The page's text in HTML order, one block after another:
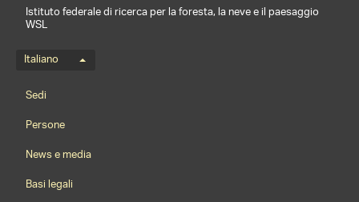
Istituto federale di ricerca per la foresta, la neve e il paesaggio
WSL
Menu della lingua
Italiano
Footernavigation
Sedi
Persone
News e media
Basi legali